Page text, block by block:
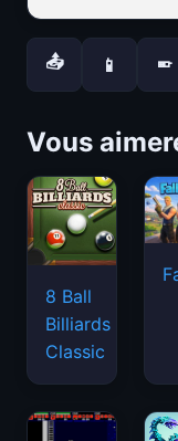
📤 📱 📱
Vous
8 Ball
Billiards
Classic